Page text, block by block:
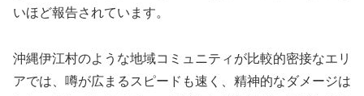
いほど報告されています。
沖縄伊江村のような地域コミュニティが比較的密接なエリ
アでは、噂が広まるスピードも速く、精神的なダメージは